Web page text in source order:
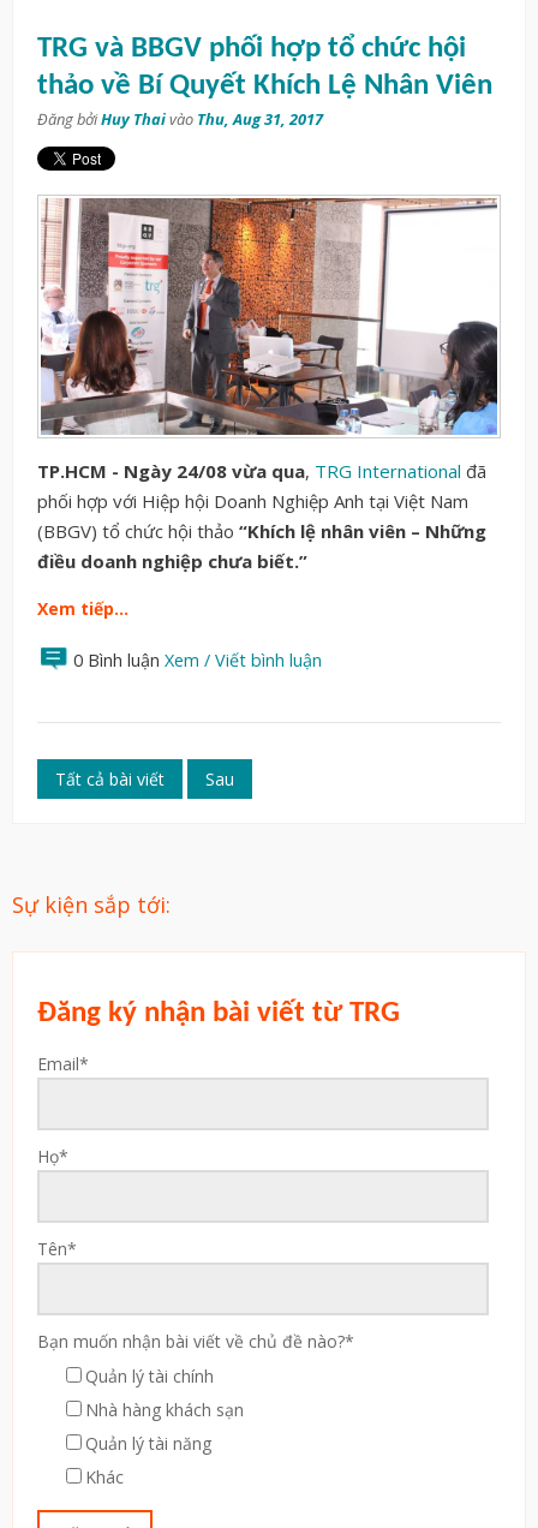
TRG và BBGV phối hợp tổ chức hội
thảo về Bí Quyết Khích Lệ Nhân Viên
Đăng bởiHuy Thaivào Thu, Aug 31, 2017
TP.HCM - Ngày 24/08 vừa qua, TRG International đã
phối hợp với Hiệp hội Doanh Nghiệp Anh tại Việt Nam
(BBGV) tổ chức hội thảo “Khích lệ nhân viên – Những
điều doanh nghiệp chưa biết.”
Xem tiếp…
0 Bình luận Xem / Viết bình luận
Tất cả bài viết Sau
Sự kiện sắp tới:
Đăng ký nhận bài viết từ TRG
Email*
Họ*
Tên*
Bạn muốn nhận bài viết về chủ đề nào?*
Quản lý tài chính
Nhà hàng khách sạn
Quản lý tài năng
Khác